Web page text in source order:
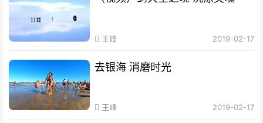
王峰 2019-02-17
去银海 消磨时光
王峰 2019-02-17